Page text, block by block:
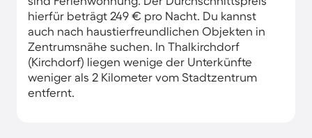
hierfür beträgt 249 € pro Nacht. Du kannst
auch nach haustierfreundlichen Objekten in
Zentrumsnähe suchen. In Thalkirchdorf
(Kirchdorf) liegen wenige der Unterkünfte
weniger als 2 Kilometer vom Stadtzentrum
entfernt.